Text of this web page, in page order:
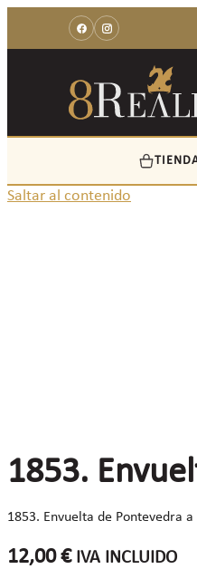
Saltar al contenido
1853.
1853. Envuelta de Pontevedra
12,00€ IVA INCLUIDO